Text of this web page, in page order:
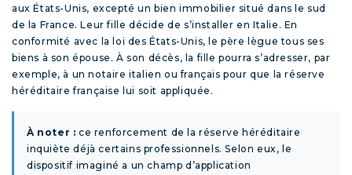
aux États-Unis, excepté un bien immobilier situé dans le sud
de la France. Leur fille décide de s’installer en Italie. En
conformité avec la loi des États-Unis, le père lègue tous ses
biens à son épouse. À son décès, la fille pourra s’adresser, par
exemple, à un notaire italien ou français pour que la réserve
héréditaire française lui soit appliquée.
À noter : ce renforcement de la réserve héréditaire
inquiète déjà certains professionnels. Selon eux, le
dispositif imaginé a un champ d’application